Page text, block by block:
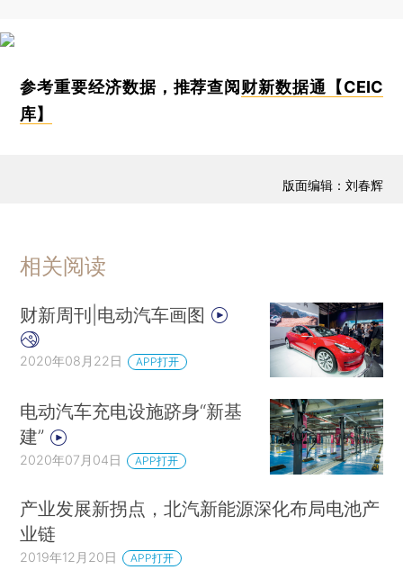
参考重要经济数据，推荐查阅 财新数据通【CEIC
库】
版面编辑：刘春辉
相关阅读
财新周刊|电动汽车画图
2020年08月22日 APP打开
电动汽车充电设施跻身“新基
建”
2020年07月04日 APP打开
产业发展新拐点，北汽新能源深化布局电池产
业链
2019年12月20日 APP打开